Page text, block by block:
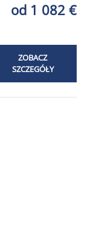
od 1 082 €
ZOBACZ
SZCZEGÓŁY